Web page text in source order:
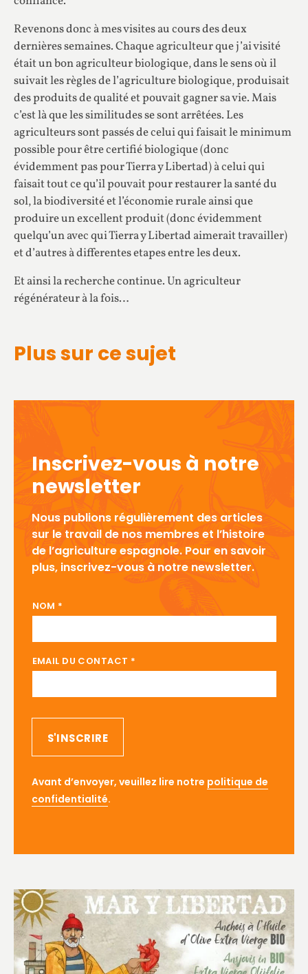
Revenons donc à mes visites au cours des deux
dernières semaines. Chaque agriculteur que j’ai visité
était un bon agriculteur biologique, dans le sens où il
suivait les règles de l’agriculture biologique, produisait
des produits de qualité et pouvait gagner sa vie. Mais
c’est là que les similitudes se sont arrêtées. Les
agriculteurs sont passés de celui qui faisait le minimum
possible pour être certifié biologique (donc
évidemment pas pour Tierra y Libertad) à celui qui
faisait tout ce qu’il pouvait pour restaurer la santé du
sol, la biodiversité et l’économie rurale ainsi que
produire un excellent produit (donc évidemment
quelqu’un avec qui Tierra y Libertad aimerait travailler)
et d’autres à differentes etapes entre les deux.
Et ainsi la recherche continue. Un agriculteur
régénérateur à la fois…
Plus sur ce sujet
Inscrivez-vous à notre
newsletter
Nous publions régulièrement des articles
sur le travail de nos membres et l’histoire
de l’agriculture espagnole. Pour en savoir
plus, inscrivez-vous à notre newsletter.
NOM *
EMAIL DU CONTACT *
S'INSCRIRE
Avant d’envoyer, veuillez lire notre politique de
confidentialité.